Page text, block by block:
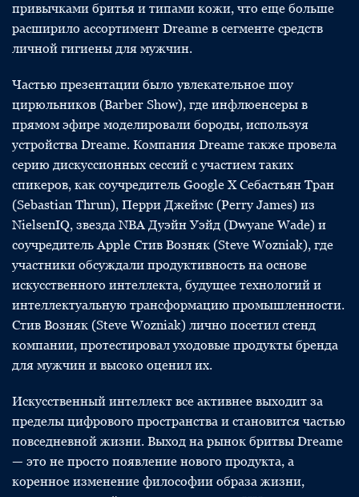
привычками бритья и типами кожи, что еще больше
расширило ассортимент Dreame в сегменте средств
личной гигиены для мужчин.
Частью презентации было увлекательное шоу
цирюльников (Barber Show), где инфлюенсеры в
прямом эфире моделировали бороды, используя
устройства Dreame. Компания Dreame также провела
серию дискуссионных сессий с участием таких
спикеров, как соучредитель Google X Себастьян Тран
(Sebastian Thrun), Перри Джеймс (Perry James) из
NielsenIQ, звезда NBA Дуэйн Уэйд (Dwyane Wade) и
соучредитель Apple Стив Возняк (Steve Wozniak), где
участники обсуждали продуктивность на основе
искусственного интеллекта, будущее технологий и
интеллектуальную трансформацию промышленности.
Стив Возняк (Steve Wozniak) лично посетил стенд
компании, протестировал уходовые продукты бренда
для мужчин и высоко оценил их.
Искусственный интеллект все активнее выходит за
пределы цифрового пространства и становится частью
повседневной жизни. Выход на рынок бритвы Dreame
— это не просто появление нового продукта, а
коренное изменение философии образа жизни,